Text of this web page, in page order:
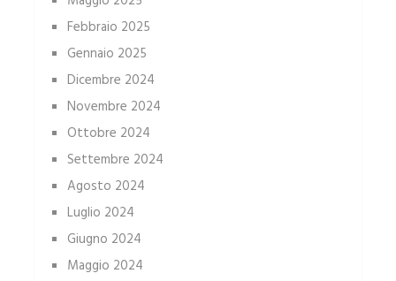
Febbraio 2025
Gennaio 2025
Dicembre 2024
Novembre 2024
Ottobre 2024
Settembre 2024
Agosto 2024
Luglio 2024
Giugno 2024
Maggio 2024